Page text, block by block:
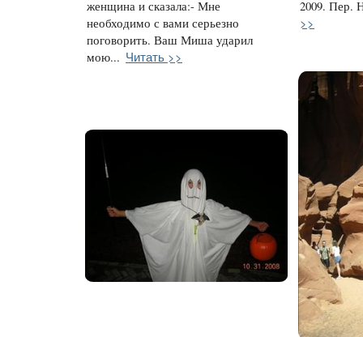
женщина и сказала:- Мне
необходимо с вами серьезно
поговорить. Ваш Миша ударил
мою... Читать >>
2009. Пер.
>>